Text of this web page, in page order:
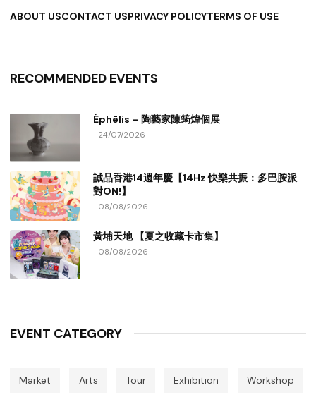
ABOUT USCONTACT USPRIVACY POLICYTERMS OF USE
RECOMMENDED EVENTS
Éphēlis – 陶藝家陳筠煒個展
24/07/2026
誠品香港14週年慶【14Hz 快樂共振：多巴胺派
對ON!】
08/08/2026
黃埔天地 【夏之收藏卡市集】
08/08/2026
EVENT CATEGORY
Market Arts Tour Exhibition Workshop